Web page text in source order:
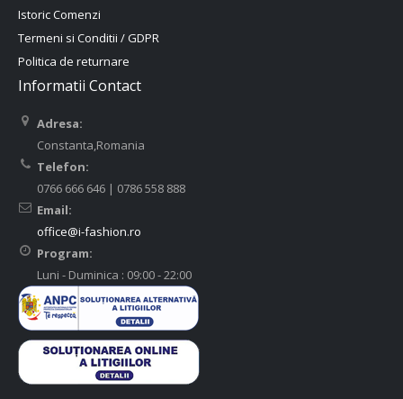
Istoric Comenzi
Termeni si Conditii / GDPR
Politica de returnare
Informatii Contact
Adresa:
Constanta,Romania
Telefon:
0766 666 646 | 0786 558 888
Email:
office@i-fashion.ro
Program:
Luni - Duminica : 09:00 - 22:00